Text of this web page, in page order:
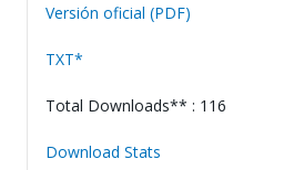
Versión oficial (PDF)
TXT*
Total Downloads** : 116
Download Stats